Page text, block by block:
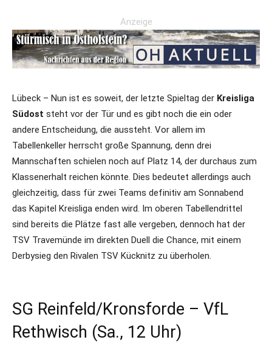
Anzeige
Lübeck – Nun ist es soweit, der letzte Spieltag der Kreisliga
Südost steht vor der Tür und es gibt noch die ein oder
andere Entscheidung, die aussteht. Vor allem im
Tabellenkeller herrscht große Spannung, denn drei
Mannschaften schielen noch auf Platz 14, der durchaus zum
Klassenerhalt reichen könnte. Dies bedeutet allerdings auch
gleichzeitig, dass für zwei Teams definitiv am Sonnabend
das Kapitel Kreisliga enden wird. Im oberen Tabellendrittel
sind bereits die Plätze fast alle vergeben, dennoch hat der
TSV Travemünde im direkten Duell die Chance, mit einem
Derbysieg den Rivalen TSV Kücknitz zu überholen.
SG Reinfeld/Kronsforde – VfL
Rethwisch (Sa., 12 Uhr)